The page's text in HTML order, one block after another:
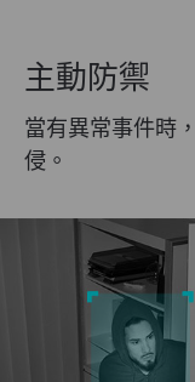
主動防禦
當有異常事件時
侵。